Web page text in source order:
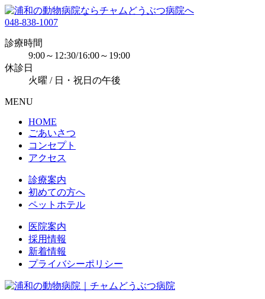
048-838-1007
診療時間
9:00～12:30/16:00～19:00
休診日
火曜 / 日・祝日の午後
MENU
HOME
ごあいさつ
コンセプト
アクセス
診療案内
初めての方へ
ペットホテル
医院案内
採用情報
新着情報
プライバシーポリシー